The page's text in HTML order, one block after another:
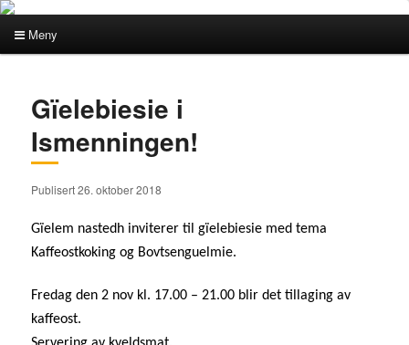
Meny
direkte
til
hovedinnholdet
direkte
til
sekundærinnholdet
Gïelebiesie i
Ismenningen!
Publisert 26. oktober 2018
Gïelem nastedh inviterer til gïelebiesie med tema
Kaffeostkoking og Bovtsenguelmie.
Fredag den 2 nov kl. 17.00 – 21.00 blir det tillaging av
kaffeost.